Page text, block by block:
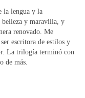
la lengua y la
belleza y maravilla, y
renovado. Me
escritora de estilos y
La trilogía terminó con
de más.